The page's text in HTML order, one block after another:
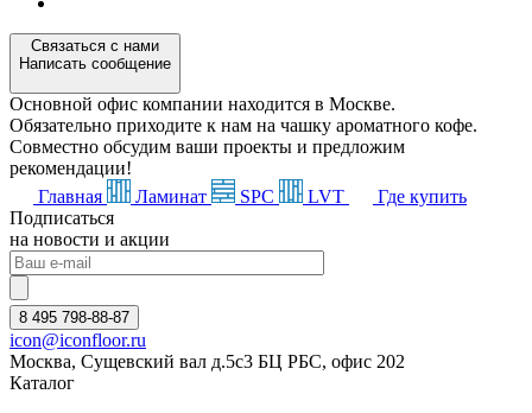
Связаться с нами
Написать сообщение
Основной офис компании находится в Москве.
Обязательно приходите к нам на чашку ароматного кофе.
Совместно обсудим ваши проекты и предложим
рекомендации!
Главная
Ламинат SPC LVT
Где купить
Подписаться
на новости и акции
8 495 798-88-87
icon@iconfloor.ru
Москва, Сущевский вал д.5с3 БЦ РБС, офис 202
Каталог